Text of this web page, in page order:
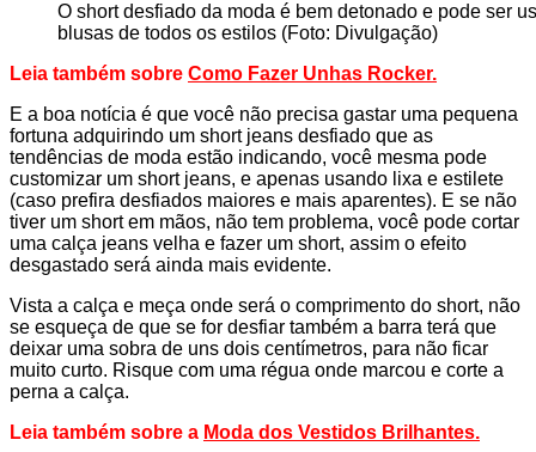
O short desfiado da moda é bem detonado e pode ser
blusas de todos os estilos (Foto: Divulgação)
Leia também sobre Como Fazer Unhas Rocker.
E a boa notícia é que você não precisa gastar uma pequena
fortuna adquirindo um short jeans desfiado que as
tendências de moda estão indicando, você mesma pode
customizar um short jeans, e apenas usando lixa e estilete
(caso prefira desfiados maiores e mais aparentes). E se não
tiver um short em mãos, não tem problema, você pode cortar
uma calça jeans velha e fazer um short, assim o efeito
desgastado será ainda mais evidente.
Vista a calça e meça onde será o comprimento do short, não
se esqueça de que se for desfiar também a barra terá que
deixar uma sobra de uns dois centímetros, para não ficar
muito curto. Risque com uma régua onde marcou e corte a
perna a calça.
Leia também sobre a Moda dos Vestidos Brilhantes.